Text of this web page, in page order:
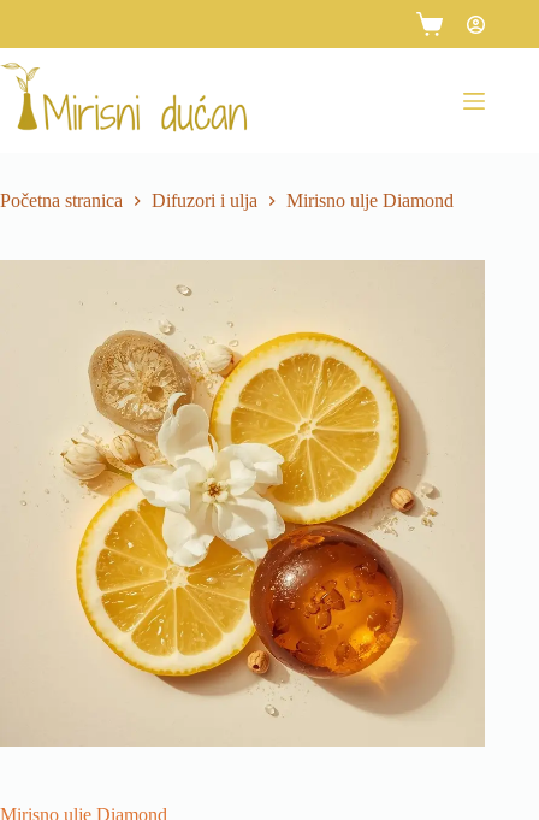
sadržaj
Košarica
Početna stranica Difuzori i ulja Mirisno ulje Diamond
Mirisno ulje Diamond